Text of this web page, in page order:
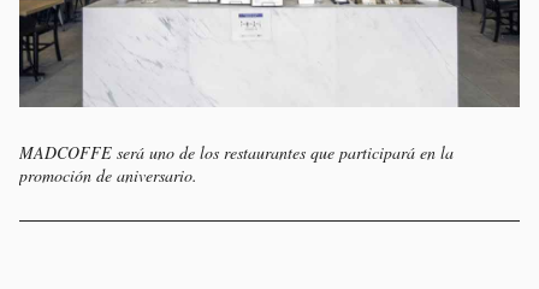
MADCOFFE será uno de los restaurantes que participará en la
promoción de aniversario.